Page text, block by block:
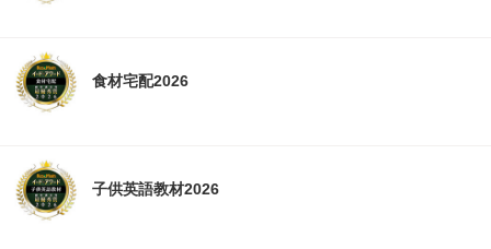
食材宅配2026
子供英語教材2026